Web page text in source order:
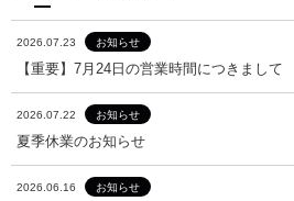
2026.07.23 お知らせ
【重要】7月24日の営業時間につきまして
2026.07.22 お知らせ
夏季休業のお知らせ
2026.06.16 お知らせ
お知らせ
【重要】7月24日の営業時間につきまして
お知らせ
夏季休業のお知らせ
お知らせ